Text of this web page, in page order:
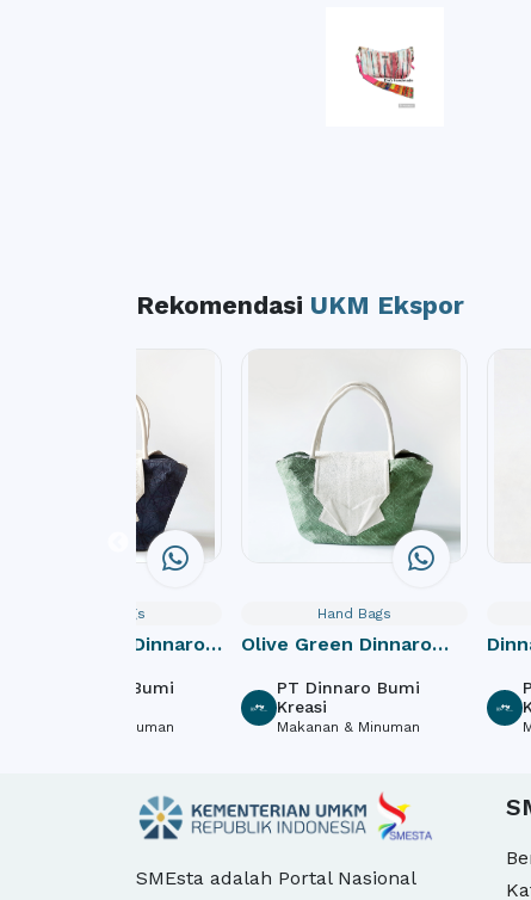
Rekomendasi UKM Ekspor
Hand Bags
Blue Dinnaro
PT Dinnaro Bumi
Makanan & Minuman
Hand Bags
Olive Green Dinnaro
PT Dinnaro Bumi
Kreasi
Makanan & Minuman
SMEsta adalah Portal Nasional